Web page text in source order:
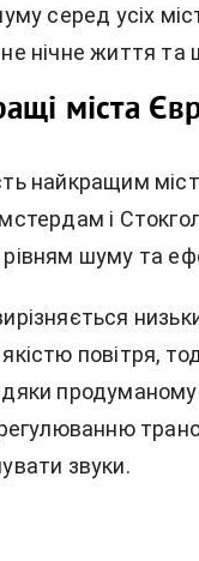
серед усіх
нічне життя та
міста
найкращим
і
шуму та
повітря,
звуки.